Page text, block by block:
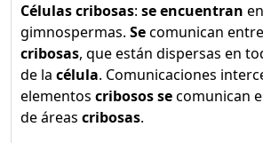
Células cribosas: se encuentran
gimnospermas. Secomunican
cribosas, que están dispersas en
de la célula. Comunicaciones
elementos cribosos secomunican
de áreas cribosas.